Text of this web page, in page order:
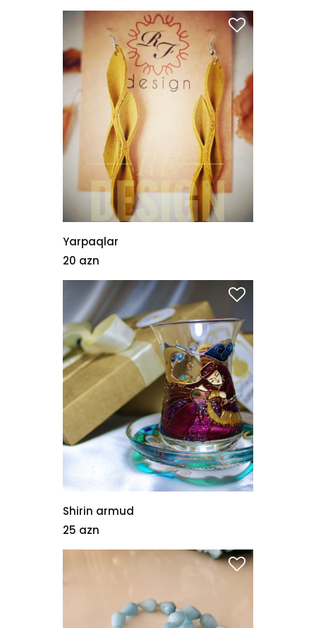
Yarpaqlar
20 azn
Shirin armud
25 azn